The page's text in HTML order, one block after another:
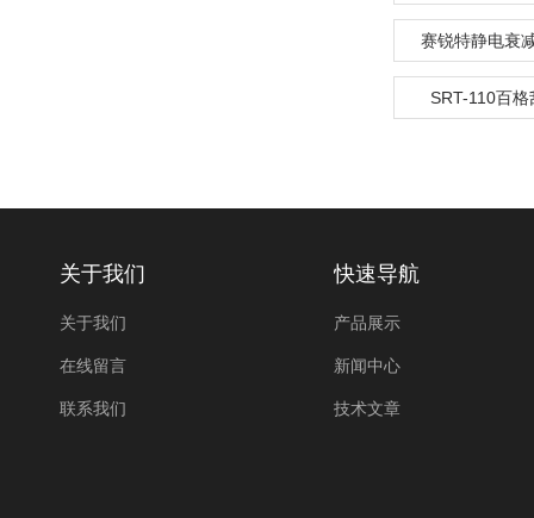
赛锐特静电衰
SRT-110百
关于我们
关于我们
在线留言
联系我们
快速导航
产品展示
新闻中心
技术文章